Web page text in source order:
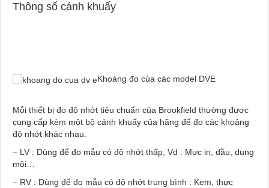
Thông số cánh khuấy
Khoảng đo của các model DVE
Mỗi thiết bị đo độ nhớt tiêu chuẩn của Brookfield thường được
cung cấp kèm một bộ cánh khuấy của hãng để đo các khoảng
độ nhớt khác nhau.
– LV : Dùng để đo mẫu có độ nhớt thấp, Vd : Mực in, dầu, dung
môi…
– RV : Dùng để đo mẫu có độ nhớt trung bình : Kem, thực